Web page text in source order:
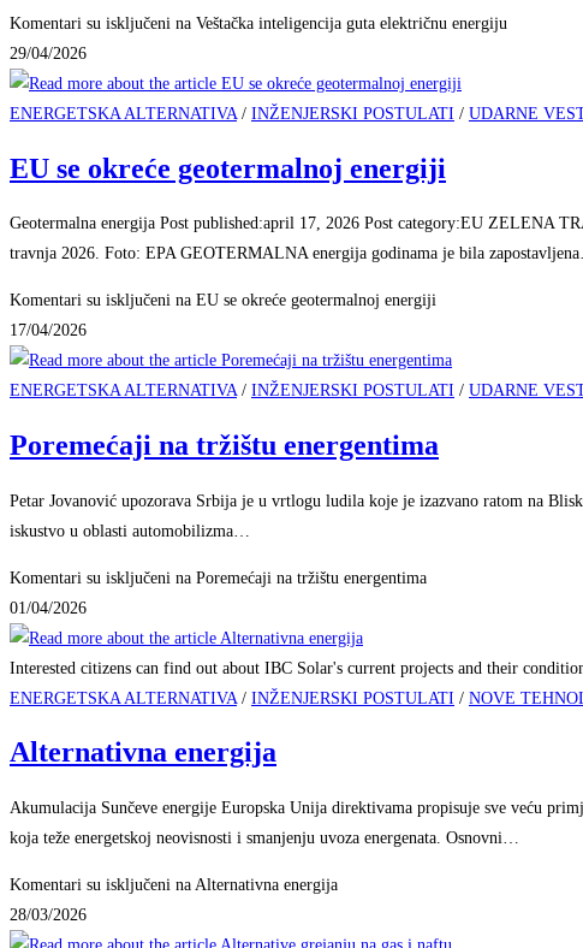
Komentari su isključeni na Veštačka inteligencija guta električnu energiju
29/04/2026
ENERGETSKA ALTERNATIVA/ INŽENJERSKI POSTULATI / UDARNE
EU se okreće geotermalnoj energiji
Geotermalna energija Post published:april 17, 2026 Post category:EU ZELENA
travnja 2026. Foto: EPA GEOTERMALNA energija godinama je bila
Komentari su isključeni na EU se okreće geotermalnoj energiji
17/04/2026
ENERGETSKA ALTERNATIVA/ INŽENJERSKI POSTULATI / UDARNE
Poremećaji na tržištu energentima
Petar Jovanović upozorava Srbija je u vrtlogu ludila koje je izazvano ratom na
iskustvo u oblasti automobilizma…
Komentari su isključeni na Poremećaji na tržištu energentima
01/04/2026
Interested citizens can find out about IBC Solar's current projects and their
ENERGETSKA ALTERNATIVA / INŽENJERSKI POSTULATI / NOVE
Alternativna energija
Akumulacija Sunčeve energije Europska Unija direktivama propisuje sve veću
koja teže energetskoj neovisnosti i smanjenju uvoza energenata. Osnovni…
Komentari su isključeni na Alternativna energija
28/03/2026